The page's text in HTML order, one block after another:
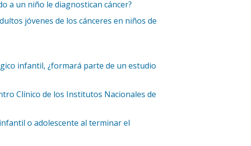
a un niño le diagnostican cáncer?
jóvenes de los cánceres en niños de
infantil, ¿formará parte de un estudio
Clínico de los Institutos Nacionales de
o adolescente al terminar el